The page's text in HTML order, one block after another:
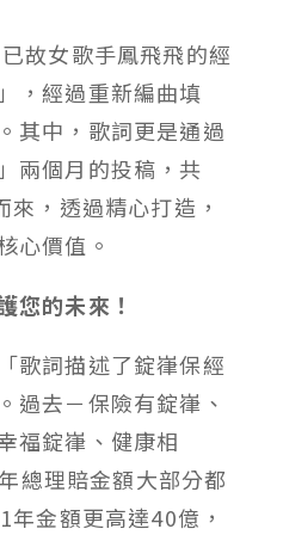
故女歌手鳳飛飛的經
，經過重新編曲填
其中，歌詞更是通過
兩個月的投稿，共
，透過精心打造，
心價值。
您的未來！
歌詞描述了錠嵂保經
過去－保險有錠嵂、
福錠嵂、健康相
總理賠金額大部分都
金額更高達40億，